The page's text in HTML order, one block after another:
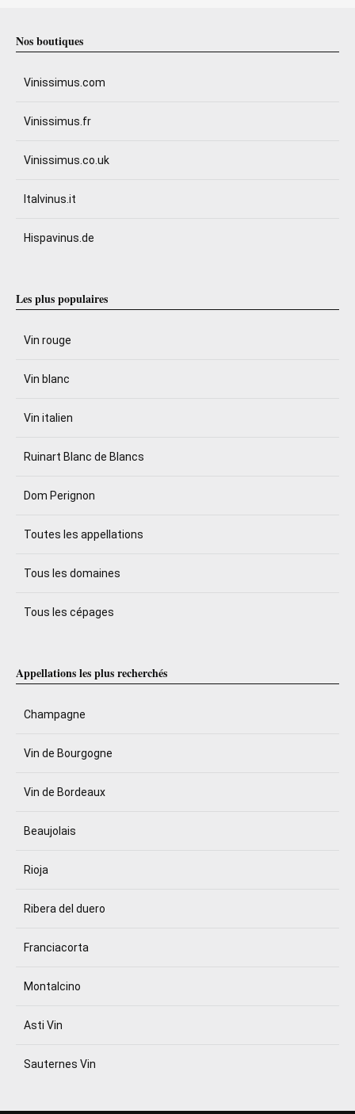
Nos boutiques
Vinissimus.com
Vinissimus.fr
Vinissimus.co.uk
Italvinus.it
Hispavinus.de
Les plus populaires
Vin rouge
Vin blanc
Vin italien
Ruinart Blanc de Blancs
Dom Perignon
Toutes les appellations
Tous les domaines
Tous les cépages
Appellations les plus recherchés
Champagne
Vin de Bourgogne
Vin de Bordeaux
Beaujolais
Rioja
Ribera del duero
Franciacorta
Montalcino
Asti Vin
Sauternes Vin